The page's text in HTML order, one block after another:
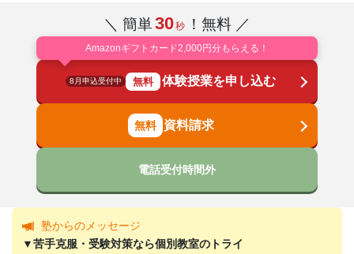
＼ 簡単30秒 ！無料 ／
Amazonギフトカード2,000円分もらえる！
8月申込受付中 無料 体験授業を申し込む
資料請求
電話受付時間外
塾からのメッセージ
▼苦手克服・受験対策なら個別教室のトライ